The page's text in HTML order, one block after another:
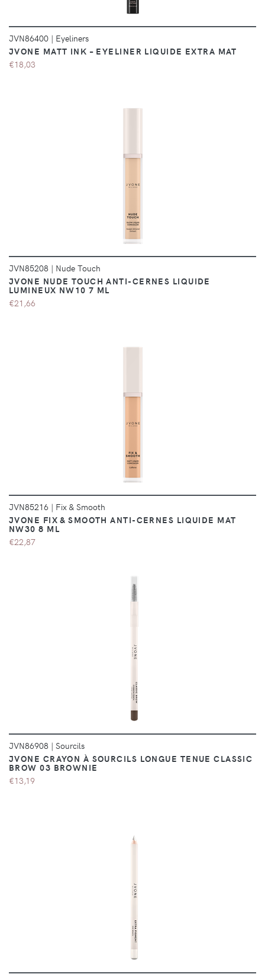
JVN86400 | Eyeliners
JVONE MATT INK – EYELINER LIQUIDE EXTRA MAT
€18,03
JVN85208 | Nude Touch
JVONE NUDE TOUCH ANTI-CERNES LIQUIDE
LUMINEUX NW10 7 ML
€21,66
JVN85216 | Fix & Smooth
JVONE FIX & SMOOTH ANTI-CERNES LIQUIDE MAT
NW30 8 ML
€22,87
DÉTAILS
JVN86908 | Sourcils
JVONE CRAYON À SOURCILS LONGUE TENUE CLASSIC
BROW 03 BROWNIE
€13,19
DÉTAILS